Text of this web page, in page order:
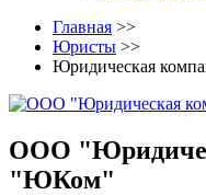
Главная >>
Юристы >>
Юридическая
ООО
"ЮКом"